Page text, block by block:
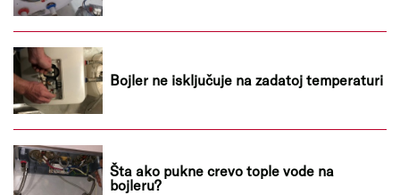
Bojler ne isključuje na zadatoj temperaturi
Šta ako pukne crevo tople vode na
bojleru?